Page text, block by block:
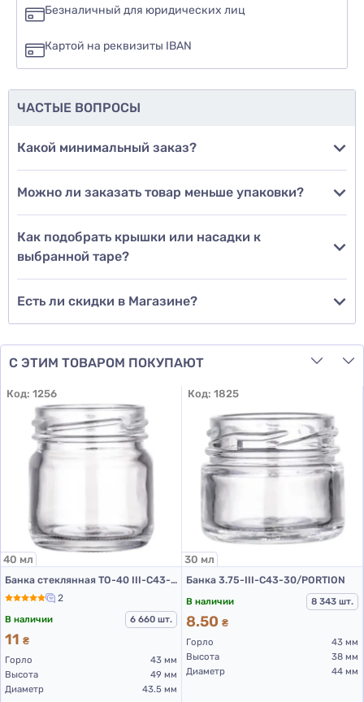
да
еще не знаю
Добавить отзыв
Безналичный для юридических лиц
Картой на реквизиты IBAN
ЧАСТЫЕ ВОПРОСЫ
Какой минимальный заказ?
Можно ли заказать товар меньше упаковки?
Как подобрать крышки или насадки к
выбранной таре?
Есть ли скидки в Магазине?
С ЭТИМ ТОВАРОМ ПОКУПАЮТ
Код: 1256
40 мл
Банка стеклянная ТО-40 III-C43-42 (банки стеклянные 40 мл)
2
В наличии
6 660 шт.
11 ₴
Горло
43 мм
Высота
49 мм
Диаметр
43.5 мм
Код: 1825
30 мл
Банка 3.75-III-С43-30/PORTION
В наличии
8 343 шт.
8.50 ₴
Горло
43 мм
Высота
38 мм
Диаметр
44 мм